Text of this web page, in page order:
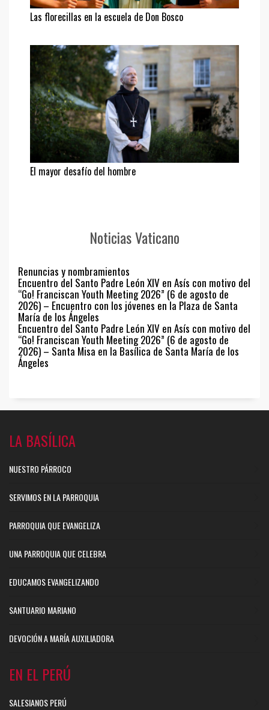
Las florecillas en la escuela de Don Bosco
El mayor desafío del hombre
Noticias Vaticano
Renuncias y nombramientos
Encuentro del Santo Padre León XIV en Asís con motivo del
“Go! Franciscan Youth Meeting 2026” (6 de agosto de
2026) – Encuentro con los jóvenes en la Plaza de Santa
María de los Ángeles
Encuentro del Santo Padre León XIV en Asís con motivo del
“Go! Franciscan Youth Meeting 2026” (6 de agosto de
2026) – Santa Misa en la Basílica de Santa María de los
Ángeles
LA BASÍLICA
NUESTRO PÁRROCO
SERVIMOS EN LA PARROQUIA
PARROQUIA QUE EVANGELIZA
UNA PARROQUIA QUE CELEBRA
EDUCAMOS EVANGELIZANDO
SANTUARIO MARIANO
DEVOCIÓN A MARÍA AUXILIADORA
EN EL PERÚ
SALESIANOS PERÚ